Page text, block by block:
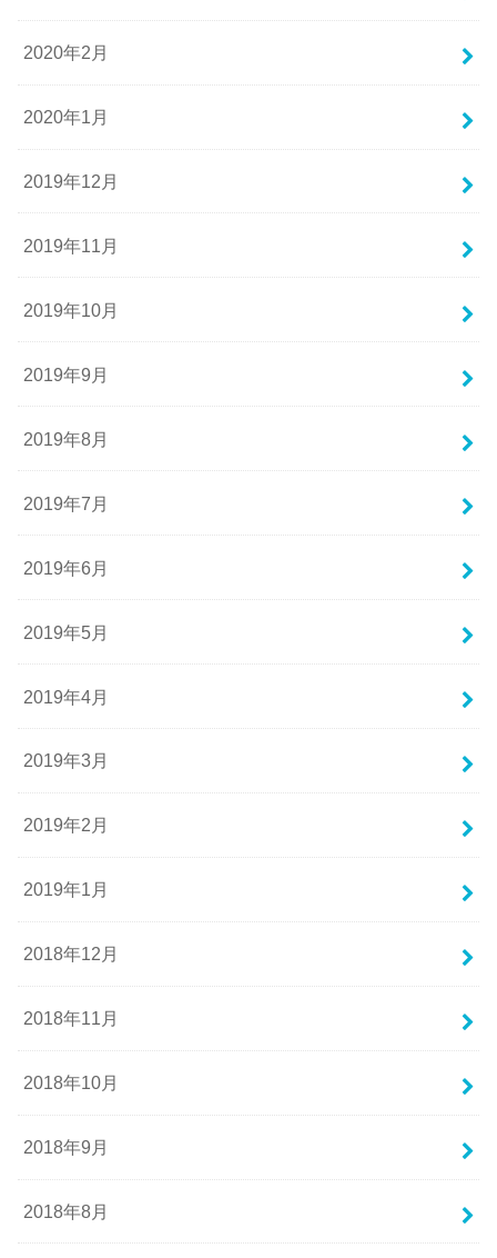
2020年2月
2020年1月
2019年12月
2019年11月
2019年10月
2019年9月
2019年8月
2019年7月
2019年6月
2019年5月
2019年4月
2019年3月
2019年2月
2019年1月
2018年12月
2018年11月
2018年10月
2018年9月
2018年8月